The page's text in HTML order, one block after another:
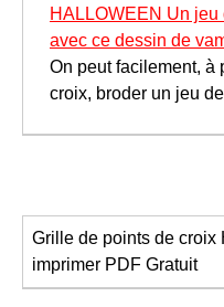
HALLOWEEN Un
avec ce dessin de
On peut facilement, à
croix, broder un jeu
Grille de points de croix
imprimer PDF Gratuit